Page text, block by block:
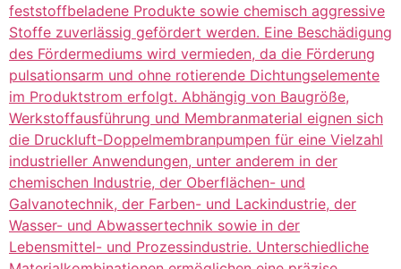
feststoffbeladene Produkte sowie chemisch aggressive
Stoffe zuverlässig gefördert werden. Eine Beschädigung
des Fördermediums wird vermieden, da die Förderung
pulsationsarm und ohne rotierende Dichtungselemente
im Produktstrom erfolgt. Abhängig von Baugröße,
Werkstoffausführung und Membranmaterial eignen sich
die Druckluft-Doppelmembranpumpen für eine Vielzahl
industrieller Anwendungen, unter anderem in der
chemischen Industrie, der Oberflächen- und
Galvanotechnik, der Farben- und Lackindustrie, der
Wasser- und Abwassertechnik sowie in der
Lebensmittel- und Prozessindustrie. Unterschiedliche